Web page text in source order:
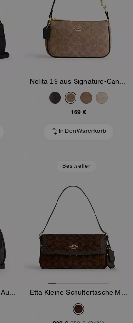
169 €
In Den Warenkorb
Teri Mini Crossbody Bag Aus Signature-Canvas
Bestseller
Etta Kleine Schultertasche Mit Überschlag Aus Signature-Chenille